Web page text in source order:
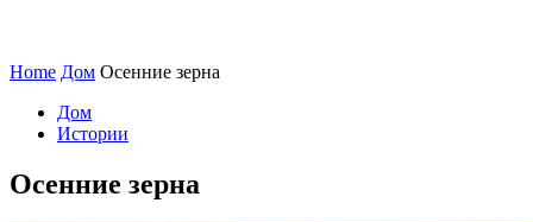
Home Дом Осенние зерна
Дом
Истории
Осенние зерна